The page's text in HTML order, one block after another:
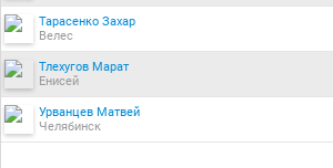
Тарасенко Захар
Велес
Тлехугов Марат
Енисей
Урванцев Матвей
Челябинск